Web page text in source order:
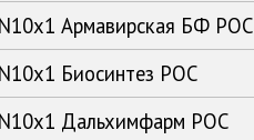
Армавирская БФ РОС
Биосинтез РОС
Дальхимфарм РОС